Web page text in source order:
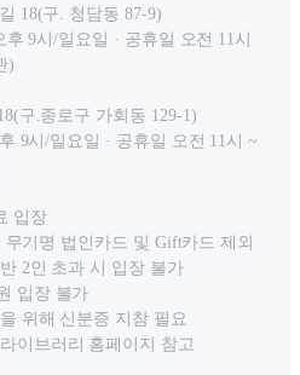
18(구. 청담동 87-9)
9시/일요일 · 공휴일 오전 11시
)
구.종로구 가회동 129-1)
9시/일요일 · 공휴일 오전 11시 ~
입장
기명 법인카드 및 Gift카드 제외
2인 초과 시 입장 불가
입장 불가
위해 신분증 지참 필요
이브러리 홈페이지 참고